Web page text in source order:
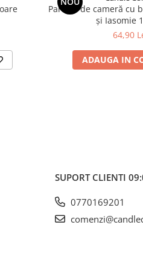
Parfum de cameră cu
și Iasomie
64,90
ADAUGA IN
SUPORT CLIENTI
0770169201